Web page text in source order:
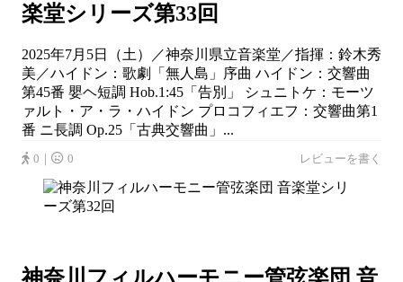
楽堂シリーズ第33回
2025年7月5日（土）／神奈川県立音楽堂／指揮：鈴木秀
美／ハイドン：歌劇「無人島」序曲 ハイドン：交響曲
第45番 嬰ヘ短調 Hob.1:45「告別」 シュニトケ：モーツ
ァルト・ア・ラ・ハイドン プロコフィエフ：交響曲第1
番 ニ長調 Op.25「古典交響曲」...
0｜ 0 レビューを書く
神奈川フィルハーモニー管弦楽団 音